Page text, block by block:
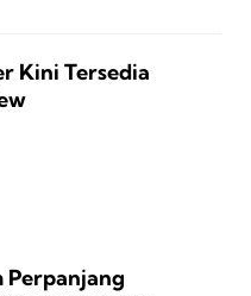
Kini Tersedia
Perpanjang